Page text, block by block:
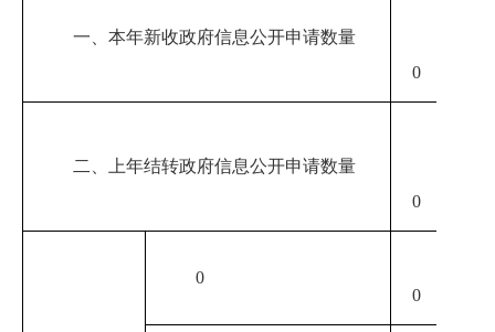
一、本年新收政府信息公开申请数量
0
二、上年结转政府信息公开申请数量
0
0
0